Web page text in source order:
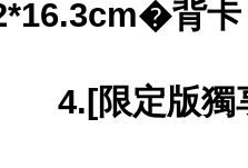
背卡
4.[限定版獨